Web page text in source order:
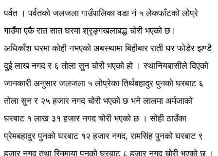
पर्वत । पर्वतको जलजला गाउँपालिका वडा नं ५ लेकफाँटको लोप्रे
गाउँमा एकै रात सात घरमा श्रृङ्गखलाबद्ध चोरी भएको छ।
अधिकाँश घरमा कोही नभएको अबस्थामा बिहीबार राती घर फोडेर झण्डै
दुई लाख नगद र ६ तोला सुन चोरी भएको हो । स्थानियबासीले दिएको
जानकारी अनुसार जलजला ५ लोप्रेका तिर्थबहादुर पुनको घरबाट ६
तोला सुन र २५ हजार नगद चोरी भएको छ भने लालमा अर्मजाको
घरबाट १ लाख ३१ हजार नगद चोरी भएको छ । सोही ठाउँका
प्रेमबहादुर पुनको घरबाट १२ हजार नगद, रामसिंह पुनको घरबाट ९
हजार नगद तथा रिममाया पुनको घरबाट ८ हजार नगद चोरी भएको छ ।